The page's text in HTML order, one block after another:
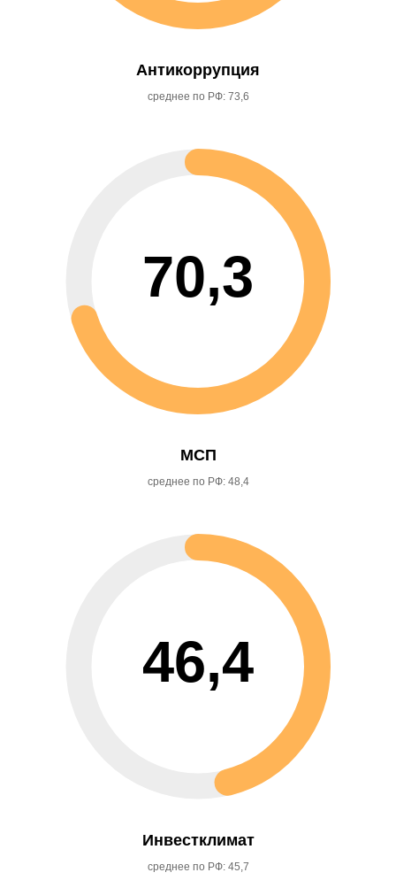
Антикоррупция
среднее по РФ: 73,6
70,3
МСП
среднее по РФ: 48,4
46,4
Инвестклимат
среднее по РФ: 45,7